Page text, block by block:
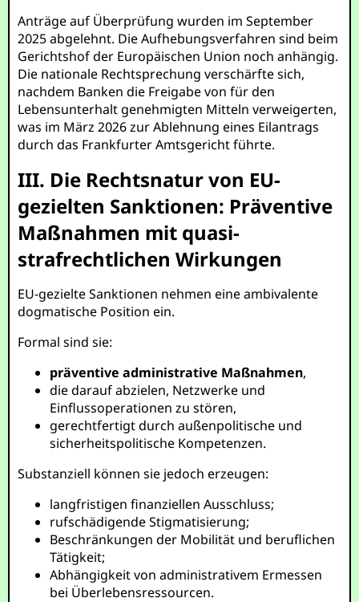
Anträge auf Überprüfung wurden im September
2025 abgelehnt. Die Aufhebungsverfahren sind beim
Gerichtshof der Europäischen Union noch anhängig.
Die nationale Rechtsprechung verschärfte sich,
nachdem Banken die Freigabe von für den
Lebensunterhalt genehmigten Mitteln verweigerten,
was im März 2026 zur Ablehnung eines Eilantrags
durch das Frankfurter Amtsgericht führte.
III. Die Rechtsnatur von EU-
gezielten Sanktionen: Präventive
Maßnahmen mit quasi-
strafrechtlichen Wirkungen
EU-gezielte Sanktionen nehmen eine ambivalente
dogmatische Position ein.
Formal sind sie:
präventive administrative Maßnahmen,
die darauf abzielen, Netzwerke und
Einflussoperationen zu stören,
gerechtfertigt durch außenpolitische und
sicherheitspolitische Kompetenzen.
Substanziell können sie jedoch erzeugen:
langfristigen finanziellen Ausschluss;
rufschädigende Stigmatisierung;
Beschränkungen der Mobilität und beruflichen
Tätigkeit;
Abhängigkeit von administrativem Ermessen
bei Überlebensressourcen.